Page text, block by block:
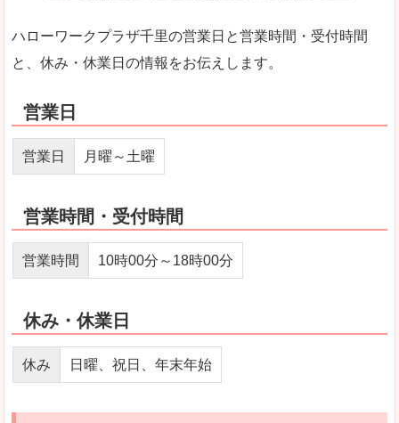
ハローワークプラザ千里の営業日と営業時間・受付時間
と、休み・休業日の情報をお伝えします。
営業日
営業日 月曜～土曜
営業時間・受付時間
営業時間 10時00分～18時00分
休み・休業日
休み 日曜、祝日、年末年始